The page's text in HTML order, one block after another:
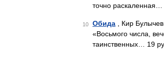
точно раскаленная…
10 Обида , Кир
«Восьмого числа,
таинственных… 19